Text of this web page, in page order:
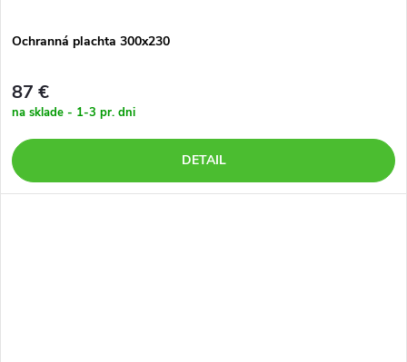
Ochranná plachta 300x230
87 €
na sklade - 1-3 pr. dni
DETAIL